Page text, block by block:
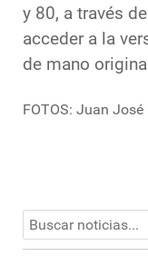
y 80, a través
acceder a la
de mano
FOTOS: Juan